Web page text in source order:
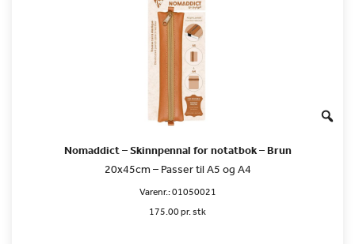
Nomaddict – Skinnpennal for notatbok – Brun
20x45cm – Passer til A5 og A4
Varenr.:01050021
175.00 pr. stk